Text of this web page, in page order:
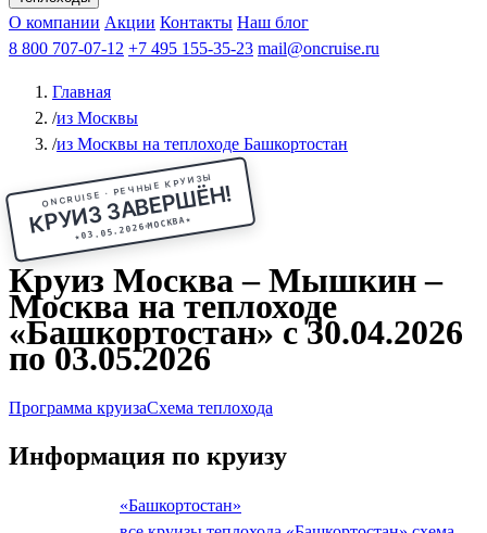
Чебоксарыиз Волгоградаиз Саратова Все города
КазаньВ Нижний НовгородВ ПермьВ Ростов-на-Дону
РыбинскНа СоловкиНа ВалаамПо ОкеПо Енисею
Афанасий Никитин Октябрьская революция
ФединАлександр СвешниковИван
МироновА.С.Попов
О компании Акции Контакты Наш блог
8 800 707-07-12 +7 495 155-35-23 mail@oncruise.ru
Главная
/из Москвы
/из Москвы на теплоходе Башкортостан
ONCRUISE · РЕЧНЫЕ КРУИЗЫ
КРУИЗ ЗАВЕРШЁН!
★03.05.2026МОСКВА★
Круиз Москва – Мышкин –
Москва на теплоходе
«Башкортостан» с 30.04.2026
по 03.05.2026
Программа круизаСхема теплохода
Информация по круизу
«Башкортостан»